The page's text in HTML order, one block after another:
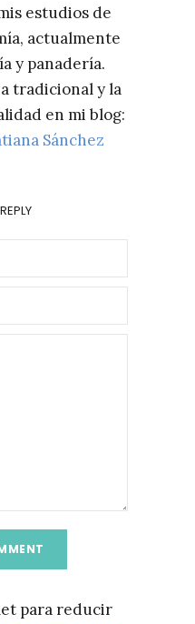
estudios de
actualmente
y panadería.
tradicional y la
en mi blog:
Sánchez
para reducir